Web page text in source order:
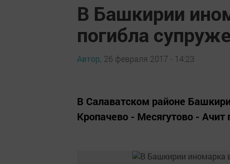
В Башкирии
погибла
Автор, 26 февраля 2017 - 14:23
В Салаватском районе
Кропачево - Месягутово -